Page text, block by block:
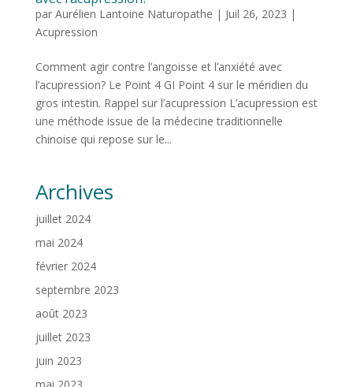
par Aurélien Lantoine Naturopathe | Juil 26, 2023 |
Acupression
Comment agir contre l’angoisse et l’anxiété avec
l’acupression? Le Point 4 GI Point 4 sur le méridien du
gros intestin. Rappel sur l’acupression L’acupression est
une méthode issue de la médecine traditionnelle
chinoise qui repose sur le...
Archives
juillet 2024
mai 2024
février 2024
septembre 2023
août 2023
juillet 2023
juin 2023